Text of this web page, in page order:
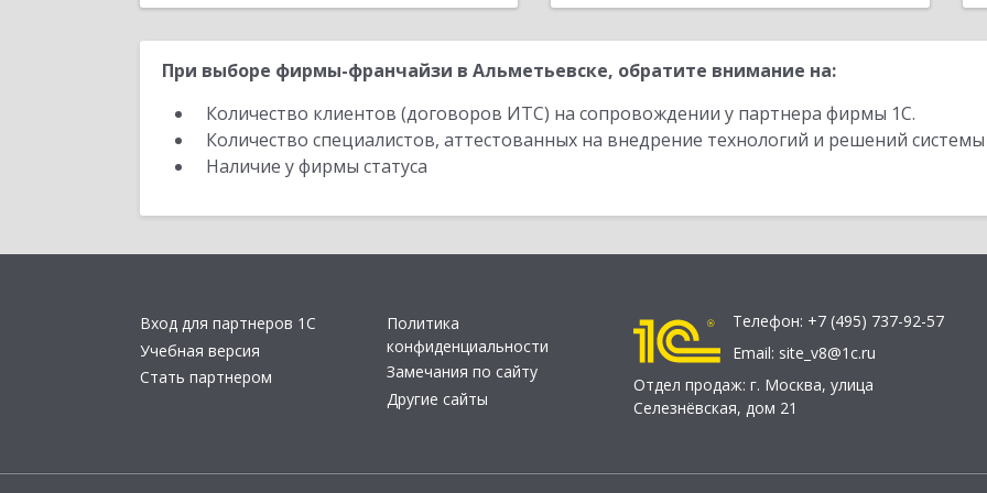
При выборе фирмы-франчайзи в Альметьевске, обратите внимание на:
Количество клиентов (договоров ИТС) на сопровождении у партнера фирмы 1С.
Количество специалистов, аттестованных на внедрение технологий и решений
Наличие у фирмы статуса
Вход для партнеров 1С
Учебная версия
Стать партнером
Политика
конфиденциальности
Замечания по сайту
Другие сайты
Телефон: +7 (495) 737-92-57
Email: site_v8@1c.ru
Отдел продаж: г. Москва, улица
Селезнёвская, дом 21